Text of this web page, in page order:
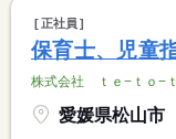
正社員
保育士、児童
株式会社 ｔｅ−ｔｏ−
愛媛県松山市